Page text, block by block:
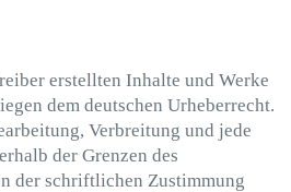
erstellten Inhalte und Werke
dem deutschen Urheberrecht.
Verbreitung und jede
der Grenzen des
der schriftlichen Zustimmung